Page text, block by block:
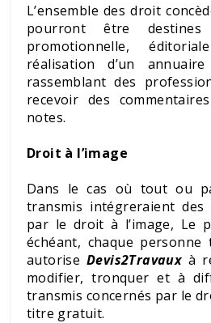
L’ensemble des droit
pourront être
promotionnelle,
réalisation d’un
rassemblant des
recevoir des
notes.
Droit à l’image
Dans le cas où tout ou
transmis intégreraient des
par le droit à l’image, Le
échéant, chaque
autoriseDevis2Travauxà
modifier, tronquer et à
transmis concernés par le
titre gratuit.